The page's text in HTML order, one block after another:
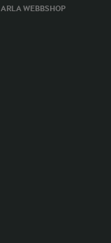
ARLA WEBBSHOP